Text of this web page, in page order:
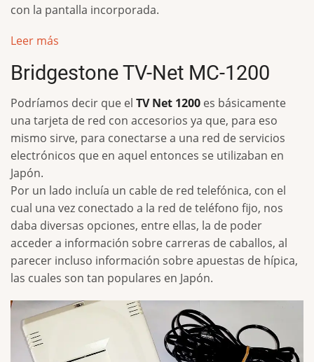
con la pantalla incorporada.
Leer más
Bridgestone TV-Net MC-1200
Podríamos decir que el TV Net 1200 es básicamente
una tarjeta de red con accesorios ya que, para eso
mismo sirve, para conectarse a una red de servicios
electrónicos que en aquel entonces se utilizaban en
Japón.
Por un lado incluía un cable de red telefónica, con el
cual una vez conectado a la red de teléfono fijo, nos
daba diversas opciones, entre ellas, la de poder
acceder a información sobre carreras de caballos, al
parecer incluso información sobre apuestas de hípica,
las cuales son tan populares en Japón.